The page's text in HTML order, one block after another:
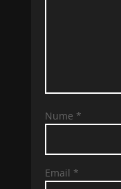
Nume *
Email *